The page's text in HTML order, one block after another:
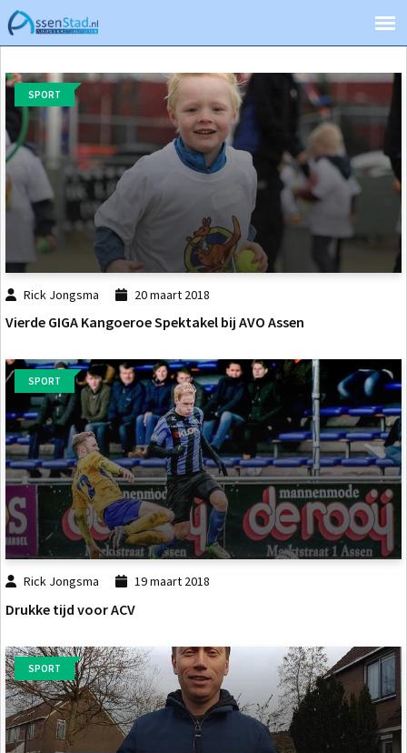
SPORT
Rick Jongsma 20 maart 2018
Vierde GIGA Kangoeroe Spektakel bij AVO Assen
SPORT
Rick Jongsma 19 maart 2018
Drukke tijd voor ACV
SPORT